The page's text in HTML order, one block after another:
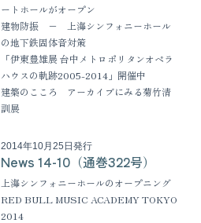
ートホールがオープン
建物防振 − 上海シンフォニーホール
の地下鉄固体音対策
「伊東豊雄展 台中メトロポリタンオペラ
ハウスの軌跡2005-2014」開催中
建築のこころ アーカイブにみる菊竹清
訓展
2014年10月25日発行
News 14-10（通巻322号）
上海シンフォニーホールのオープニング
RED BULL MUSIC ACADEMY TOKYO
2014